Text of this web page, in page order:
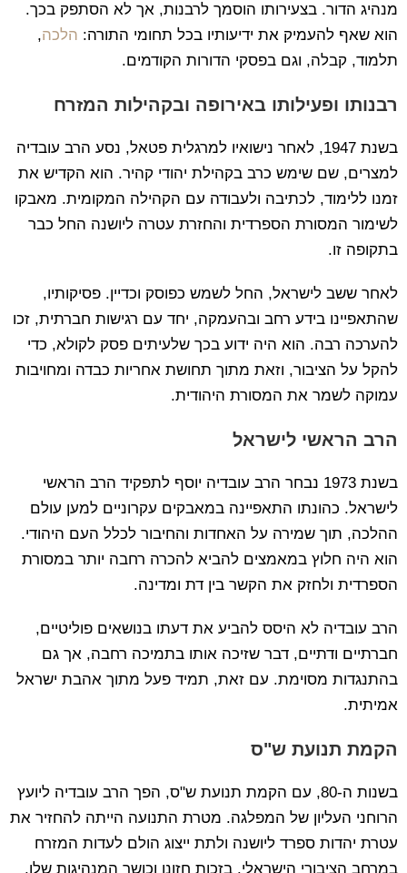
מנהיג הדור. בצעירותו הוסמך לרבנות, אך לא הסתפק בכך.
הוא שאף להעמיק את ידיעותיו בכל תחומי התורה: הלכה,
תלמוד, קבלה, וגם בפסקי הדורות הקודמים.
רבנותו ופעילותו באירופה ובקהילות המזרח
בשנת 1947, לאחר נישואיו למרגלית פטאל, נסע הרב עובדיה
למצרים, שם שימש כרב בקהילת יהודי קהיר. הוא הקדיש את
זמנו ללימוד, לכתיבה ולעבודה עם הקהילה המקומית. מאבקו
לשימור המסורת הספרדית והחזרת עטרה ליושנה החל כבר
בתקופה זו.
לאחר ששב לישראל, החל לשמש כפוסק וכדיין. פסיקותיו,
שהתאפיינו בידע רחב ובהעמקה, יחד עם רגישות חברתית, זכו
להערכה רבה. הוא היה ידוע בכך שלעיתים פסק לקולא, כדי
להקל על הציבור, וזאת מתוך תחושת אחריות כבדה ומחויבות
עמוקה לשמר את המסורת היהודית.
הרב הראשי לישראל
בשנת 1973 נבחר הרב עובדיה יוסף לתפקיד הרב הראשי
לישראל. כהונתו התאפיינה במאבקים עקרוניים למען עולם
ההלכה, תוך שמירה על האחדות והחיבור לכלל העם היהודי.
הוא היה חלוץ במאמצים להביא להכרה רחבה יותר במסורת
הספרדית ולחזק את הקשר בין דת ומדינה.
הרב עובדיה לא היסס להביע את דעתו בנושאים פוליטיים,
חברתיים ודתיים, דבר שזיכה אותו בתמיכה רחבה, אך גם
בהתנגדות מסוימת. עם זאת, תמיד פעל מתוך אהבת ישראל
אמיתית.
הקמת תנועת ש"ס
בשנות ה-80, עם הקמת תנועת ש"ס, הפך הרב עובדיה ליועץ
הרוחני העליון של המפלגה. מטרת התנועה הייתה להחזיר את
עטרת יהדות ספרד ליושנה ולתת ייצוג הולם לעדות המזרח
במרחב הציבורי הישראלי. בזכות חזונו וכושר המנהיגות שלו,